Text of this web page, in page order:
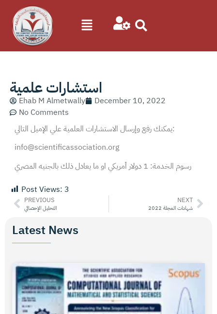
استشارات علمية
Ehab M Almetwally
December 10, 2022
No Comments
يمكنك رفع وإرسال الاستشارات العلمية علي الإميل التالي:
info@scientificassociation.org
رسوم الخدمة: 1 دولار أمريكي او ما يعادل ذلك بالجنيه المصري
Post Views: 3
PREVIOUS
التحليل الإحصائي
NEXT
شهادات المجلة 2022
Latest News